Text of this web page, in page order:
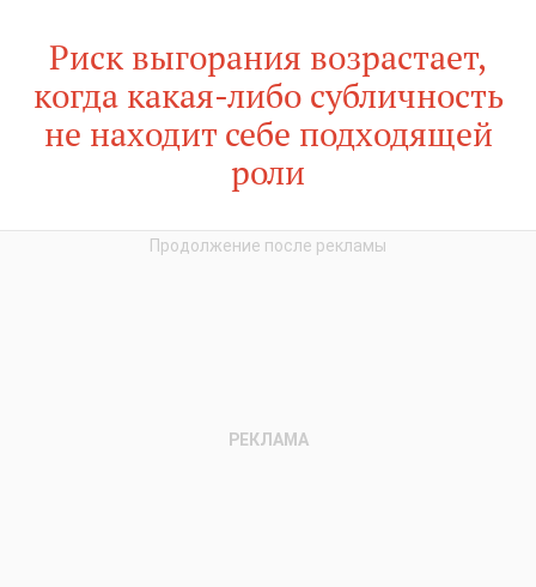
Риск выгорания возрастает,
когда какая-либо субличность
не находит себе подходящей
роли